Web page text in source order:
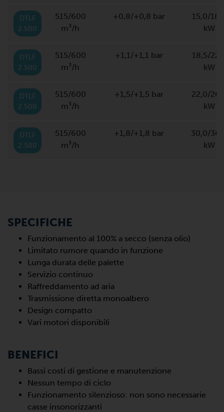
DTLF
2.500
515/600
m³/h
+0,8/+0,8 bar
15,0/
kW
DTLF
2.500
515/600
m³/h
+1,1/+1,1 bar
18,5/
kW
DTLF
2.500
515/600
m³/h
+1,5/+1,5 bar
22,0/
kW
DTLF
2.500
515/600
m³/h
+1,8/+1,8 bar
30,0/
kW
SPECIFICHE
Funzionamento al 100% a secco (senza olio)
Limitato rumore quando in funzione
Lunga durata delle palette
Servizio continuo
Raffreddamento ad aria
Trasmissione diretta monoalbero
Design compatto
Vari motori disponibili
BENEFICI
Bassi costi di gestione e manutenzione
Nessun tempo di ciclo
Funzionamento silenzioso: non sono necessarie
casse insonorizzanti